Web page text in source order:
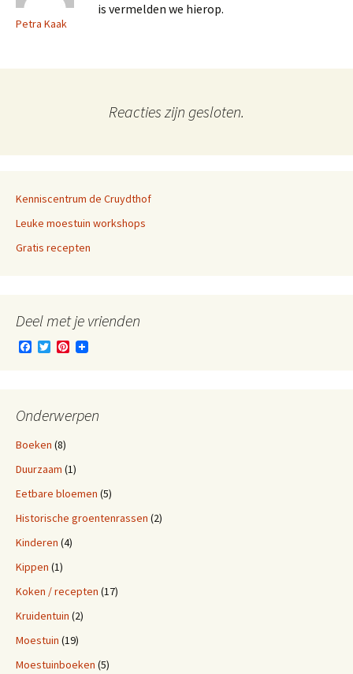
Petra Kaak
is vermelden we hierop.
Reacties zijn gesloten.
Kenniscentrum de Cruydthof
Leuke moestuin workshops
Gratis recepten
Deel met je vrienden
o
o
T
e
r
P
r
e
Onderwerpen
Boeken (8)
Duurzaam (1)
Eetbare bloemen (5)
Historische groentenrassen (2)
Kinderen (4)
Kippen (1)
Koken / recepten (17)
Kruidentuin (2)
Moestuin (19)
Moestuinboeken (5)